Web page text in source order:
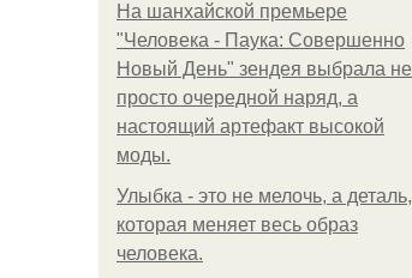
На шанхайской премьере
"Человека - Паука: Совершенно
Новый День" зендея выбрала не
просто очередной наряд, а
настоящий артефакт высокой
моды.
Улыбка - это не мелочь, а деталь,
которая меняет весь образ
человека.